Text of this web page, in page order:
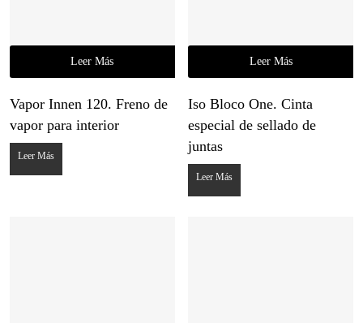
Leer Más
Vapor Innen 120. Freno de
vapor para interior
Leer Más
Leer Más
Iso Bloco One. Cinta
especial de sellado de
juntas
Leer Más